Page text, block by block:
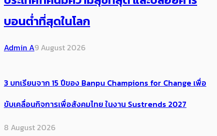
บอนต่ำที่สุดในโลก
Admin A9 August 2026
3 บทเรียนจาก 15 ปีของ Banpu Champions for Change เพื่อ
ขับเคลื่อนกิจการเพื่อสังคมไทย ในงาน Sustrends 2027
8 August 2026